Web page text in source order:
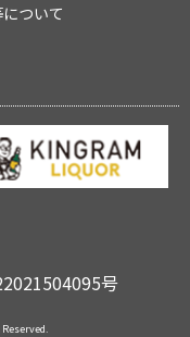
ついて
号